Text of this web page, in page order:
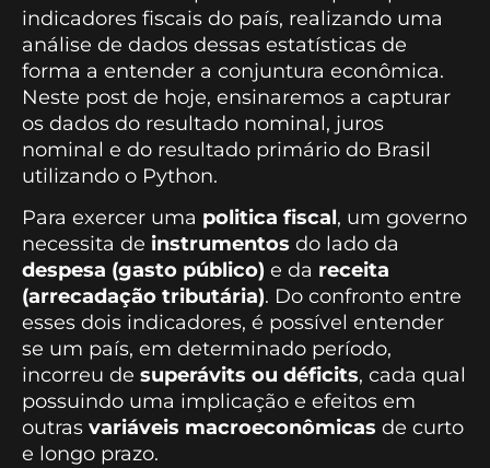
indicadores fiscais do país, realizando uma
análise de dados dessas estatísticas de
forma a entender a conjuntura econômica.
Neste post de hoje, ensinaremos a capturar
os dados do resultado nominal, juros
nominal e do resultado primário do Brasil
utilizando o Python.
Para exercer uma politica fiscal, um governo
necessita de instrumentos do lado da
despesa (gasto público) e da receita
(arrecadação tributária). Do confronto entre
esses dois indicadores, é possível entender
se um país, em determinado período,
incorreu de superávits ou déficits, cada qual
possuindo uma implicação e efeitos em
outras variáveis macroeconômicas de curto
e longo prazo.